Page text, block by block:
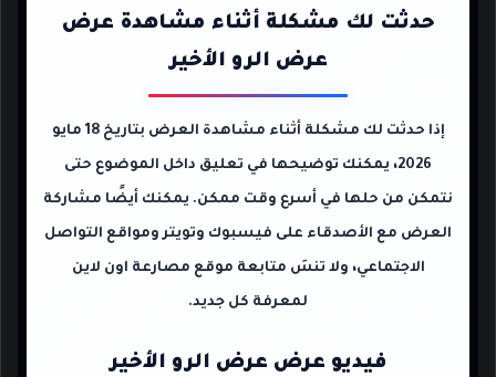
حدثت لك مشكلة أثناء مشاهدة عرض
عرض الرو الأخير
إذا حدثت لك مشكلة أثناء مشاهدة العرض بتاريخ 18 مايو
2026، يمكنك توضيحها في تعليق داخل الموضوع حتى
نتمكن من حلها في أسرع وقت ممكن. يمكنك أيضًا مشاركة
العرض مع الأصدقاء على فيسبوك وتويتر ومواقع التواصل
الاجتماعي، ولا تنسَ متابعة موقع مصارعة اون لاين
لمعرفة كل جديد.
فيديو عرض عرض الرو الأخير